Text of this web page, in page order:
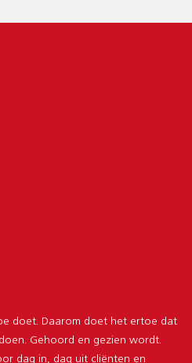
doet. Daarom doet het ertoe dat
Gehoord en gezien wordt.
dag in, dag uit cliënten en